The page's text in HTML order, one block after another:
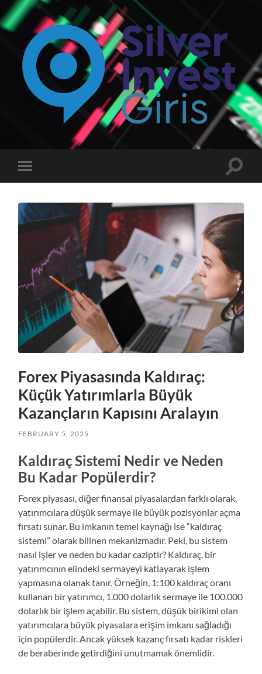
mobile
Toggle
Forex Piyasasında Kaldıraç:
Küçük Yatırımlarla Büyük
Kazançların Kapısını Aralayın
FEBRUARY 5, 2025
Kaldıraç Sistemi Nedir ve Neden
Bu Kadar Popülerdir?
Forex piyasası, diğer finansal piyasalardan farklı olarak,
yatırımcılara düşük sermaye ile büyük pozisyonlar açma
fırsatı sunar. Bu imkanın temel kaynağı ise “kaldıraç
sistemi” olarak bilinen mekanizmadır. Peki, bu sistem
nasıl işler ve neden bu kadar caziptir? Kaldıraç, bir
yatırımcının elindeki sermayeyi katlayarak işlem
yapmasına olanak tanır. Örneğin, 1:100 kaldıraç oranı
kullanan bir yatırımcı, 1.000 dolarlık sermaye ile 100.000
dolarlık bir işlem açabilir. Bu sistem, düşük birikimi olan
yatırımcılara büyük piyasalara erişim imkanı sağladığı
için popülerdir. Ancak yüksek kazanç fırsatı kadar riskleri
de beraberinde getirdiğini unutmamak önemlidir.